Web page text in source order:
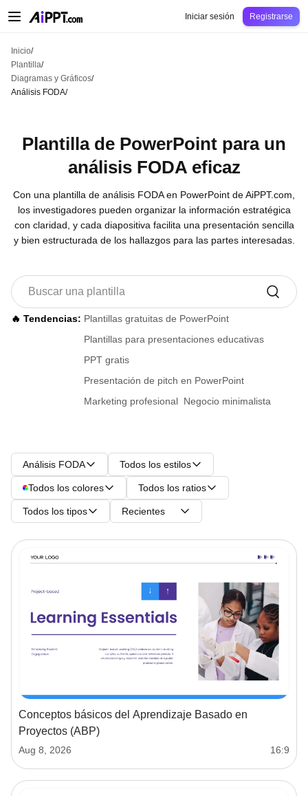
EducaciónDocente
Iniciar sesión Registrarse
Inicio/
Plantilla/
Diagramas y Gráficos/
Análisis FODA/
Plantilla de PowerPoint para un
análisis FODA eficaz
Con una plantilla de análisis FODA en PowerPoint de AiPPT.com,
los investigadores pueden organizar la información estratégica
con claridad, y cada diapositiva facilita una presentación sencilla
y bien estructurada de los hallazgos para las partes interesadas.
🔥 Tendencias: Plantillas gratuitas de PowerPoint
Plantillas para presentaciones educativas
PPT gratis
Presentación de pitch en PowerPoint
Marketing profesional Negocio minimalista
Análisis FODA Todos los estilos
Todos los colores Todos los ratios
Todos los tipos Recientes
Conceptos básicos del Aprendizaje Basado en
Proyectos (ABP)
Aug 8, 2026 16:9